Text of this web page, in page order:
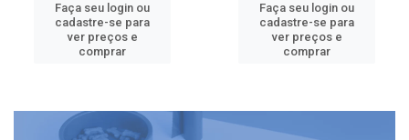
Faça seu login ou
cadastre-se para
ver preços e
comprar
Faça seu login ou
cadastre-se para
ver preços e
comprar